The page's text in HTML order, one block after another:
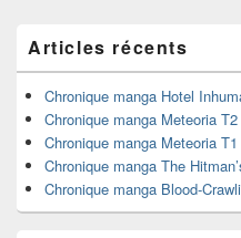
principale
de
widget
pour
barre
latérale
Articles récents
Chronique manga Hotel
Chronique manga Meteoria T2
Chronique manga Meteoria T1
Chronique manga The
Chronique manga Blood-